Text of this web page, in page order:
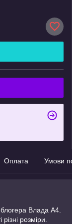
Оплата Умови
Влада А4.
розміри.